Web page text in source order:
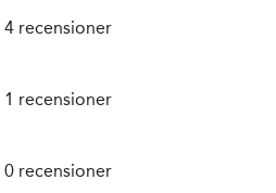
4 recensioner
1 recensioner
0 recensioner